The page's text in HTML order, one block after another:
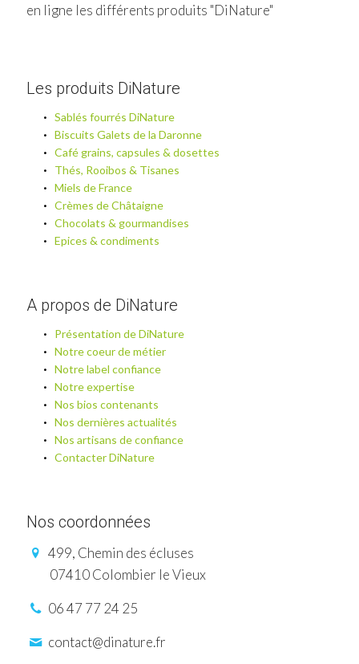
en ligne les différents produits "DiNature"
Les produits DiNature
Sablés fourrés DiNature
Biscuits Galets de la Daronne
Café grains, capsules & dosettes
Thés, Rooibos & Tisanes
Miels de France
Crèmes de Châtaigne
Chocolats & gourmandises
Epices & condiments
A propos de DiNature
Présentation de DiNature
Notre coeur de métier
Notre label confiance
Notre expertise
Nos bios contenants
Nos dernières actualités
Nos artisans de confiance
Contacter DiNature
Nos coordonnées
499, Chemin des écluses
07410 Colombier le Vieux
06 47 77 24 25
contact@dinature.fr